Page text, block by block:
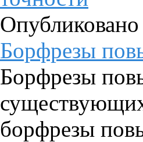
Борфрезы
Борфрезы
борфрезы